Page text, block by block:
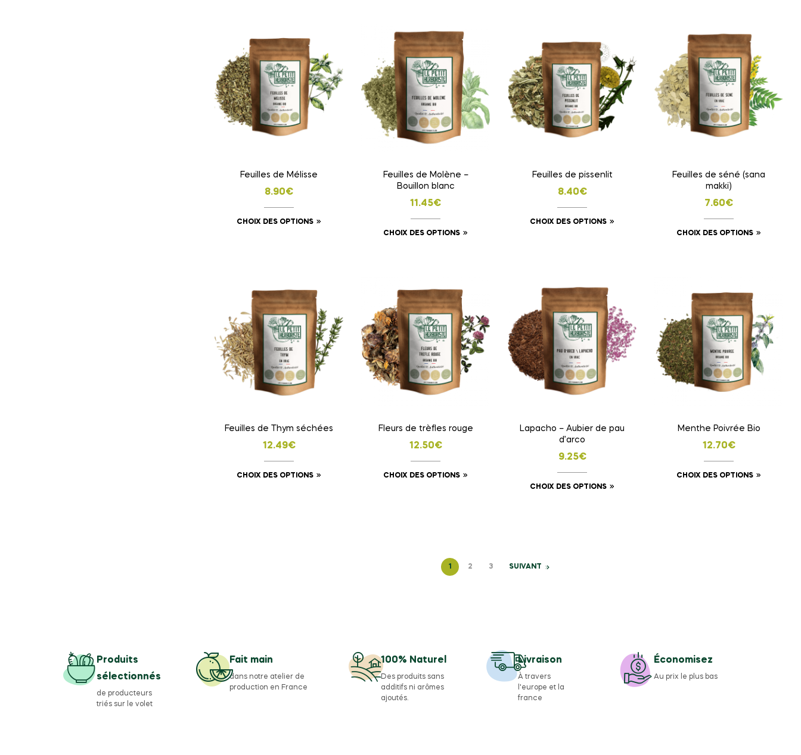
Feuilles de Mélisse
8.90€
CHOIX DES OPTIONS
Feuilles de Molène –
Bouillon blanc
11.45€
CHOIX DES OPTIONS
Feuilles de pissenlit
8.40€
CHOIX DES OPTIONS
Feuilles de séné (sana
makki)
7.60€
CHOIX DES OPTIONS
Feuilles de Thym séchées
12.49€
CHOIX DES OPTIONS
Fleurs de trèfles rouge
12.50€
CHOIX DES OPTIONS
Lapacho – Aubier de pau
d’arco
9.25€
CHOIX DES OPTIONS
Menthe Poivrée Bio
12.70€
CHOIX DES OPTIONS
1 2 3 SUIVANT
Produits
sélectionnés
de producteurs
triés sur le volet
Fait main
dans notre atelier de
production en France
100% Naturel
Des produits sans
additifs ni arômes
ajoutés.
Livraison
À travers
l'europe et la
france
Économisez
Au prix le plus bas